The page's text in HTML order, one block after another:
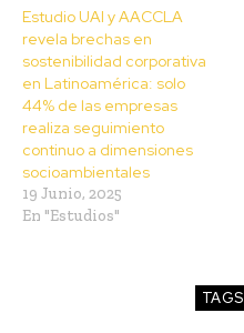
Estudio UAI y AACCLA
revela brechas en
sostenibilidad corporativa
en Latinoamérica: solo
44% de las empresas
realiza seguimiento
continuo a dimensiones
socioambientales
19 Junio, 2025
En "Estudios"
TAGS